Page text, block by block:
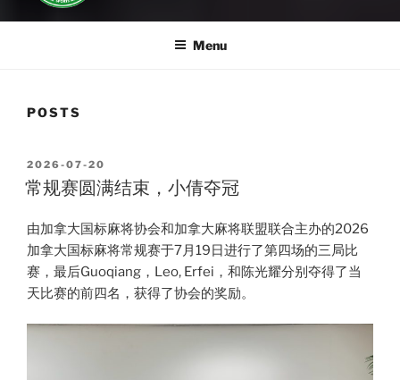
Menu
POSTS
POSTED
ON
2026-07-20
常规赛圆满结束，小倩夺冠
由加拿大国标麻将协会和加拿大麻将联盟联合主办的2026
加拿大国标麻将常规赛于7月19日进行了第四场的三局比
赛，最后Guoqiang，Leo, Erfei，和陈光耀分别夺得了当
天比赛的前四名，获得了协会的奖励。